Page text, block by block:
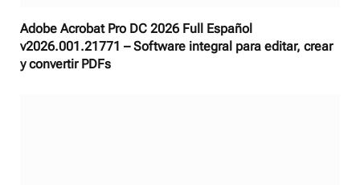
Adobe Acrobat Pro DC 2026 Full Español
v2026.001.21771 – Software integral para editar, crear
y convertir PDFs